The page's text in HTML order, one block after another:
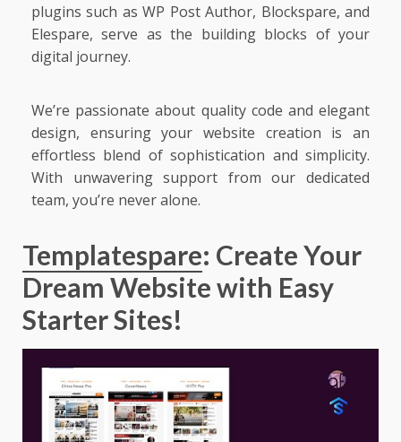
plugins such asWP Post Author, Blockspare, and
Elespare, serve as the building blocks of your
digital journey.
We’re passionate about quality code and elegant
design, ensuring your website creation is an
effortless blend of sophistication and simplicity.
With unwavering support from our dedicated
team, you’re never alone.
Templatespare: Create Your
Dream Website with Easy
Starter Sites!